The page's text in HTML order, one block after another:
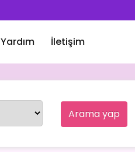
Yardım İletişim
Arama yap